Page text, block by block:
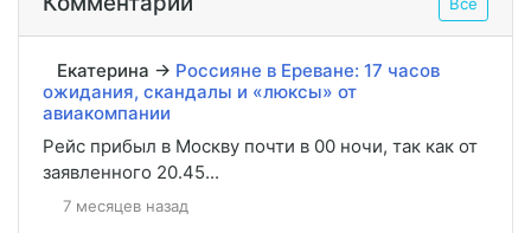
Екатерина → Россияне в Ереване: 17 часов
ожидания, скандалы и «люксы» от
авиакомпании
Рейс прибыл в Москву почти в 00 ночи, так как от
заявленного 20.45...
7 месяцев назад